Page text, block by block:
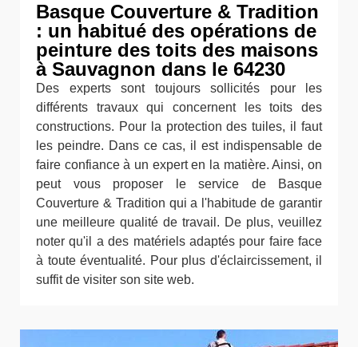
Basque Couverture & Tradition
: un habitué des opérations de
peinture des toits des maisons
à Sauvagnon dans le 64230
Des experts sont toujours sollicités pour les
différents travaux qui concernent les toits des
constructions. Pour la protection des tuiles, il faut
les peindre. Dans ce cas, il est indispensable de
faire confiance à un expert en la matière. Ainsi, on
peut vous proposer le service de Basque
Couverture & Tradition qui a l'habitude de garantir
une meilleure qualité de travail. De plus, veuillez
noter qu'il a des matériels adaptés pour faire face
à toute éventualité. Pour plus d'éclaircissement, il
suffit de visiter son site web.